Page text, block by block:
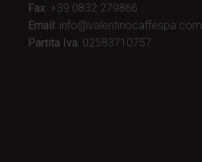
Fax: +39 0832 279866
Email: info@valentinocaffespa.com
Partita Iva: 02583710757